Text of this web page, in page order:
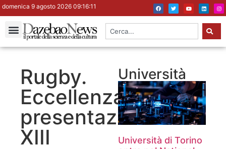
domenica 9 agosto 2026 09:16:12
Rugby.
Eccellenza,
presentazione
XIII
Università
Università di Torino